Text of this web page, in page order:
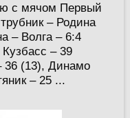
с мячом Первый
– Родина
– Волга – 6:4
– 39
36 (13), Динамо
– 25 ...